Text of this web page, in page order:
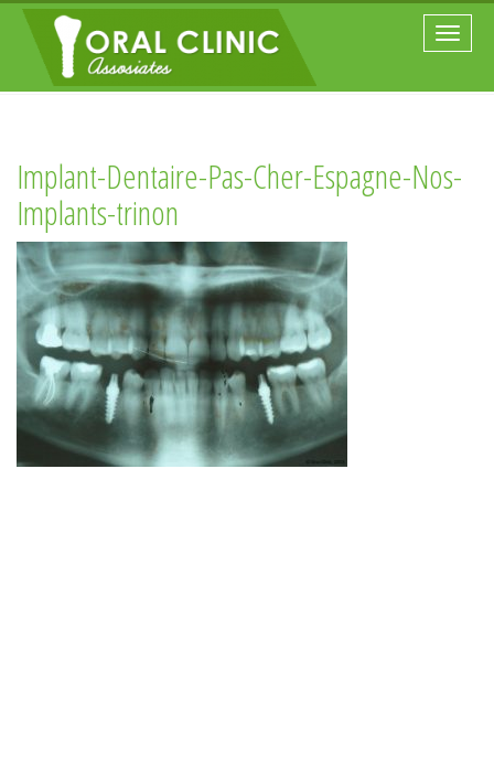
Toggle
Implant-Dentaire-Pas-Cher-Espagne-Nos-
Implants-trinon